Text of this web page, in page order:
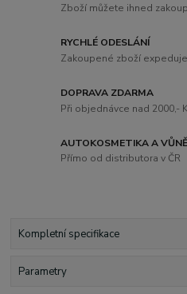
Zboží můžete ihned
RYCHLÉ ODESLÁNÍ
Zakoupené zboží
DOPRAVA ZDARMA
Při objednávce nad 2000,-
AUTOKOSMETIKA A VŮNĚ
Přímo od distributora v ČR
Kompletní specifikace
Parametry